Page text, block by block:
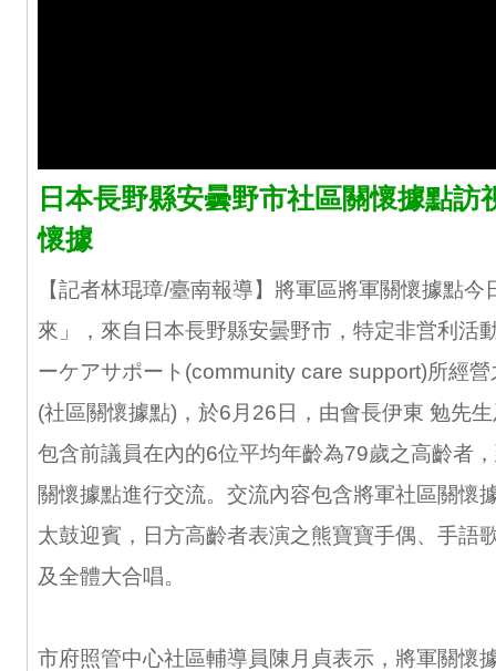
日本長野縣安曇野市社區關懷據點訪
懷據
【記者林琨璋/臺南報導】將軍區將軍關懷據點今
來」，來自日本長野縣安曇野市，特定非営利活
ーケアサポート(community care support)所經
(社區關懷據點)，於6月26日，由會長伊東 勉先
包含前議員在內的6位平均年齡為79歲之高齡者
關懷據點進行交流。交流內容包含將軍社區關懷
太鼓迎賓，日方高齡者表演之熊寶寶手偶、手語
及全體大合唱。
市府照管中心社區輔導員陳月貞表示，將軍關懷